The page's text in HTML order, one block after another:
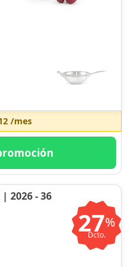
/mes
| 2026 - 36
27%
Dcto.